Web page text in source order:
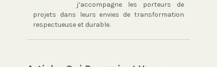
j’accompagne les porteurs de
projets dans leurs envies de transformation
respectueuse et durable.